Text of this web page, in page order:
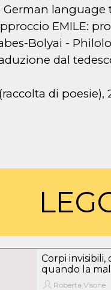
EMILE:
Bolyai -
dal
di
Corpi invisibili,
quando la
Roberta Visone